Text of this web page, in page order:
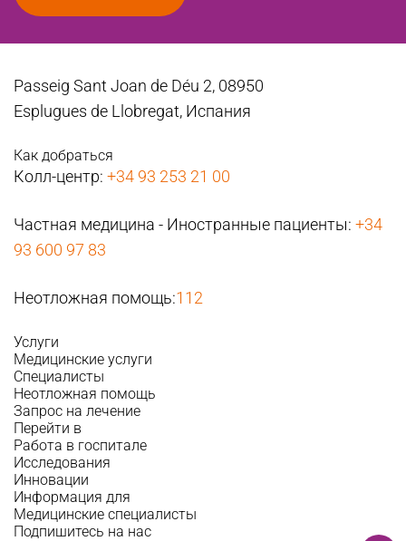
Passeig Sant Joan de Déu 2, 08950
Esplugues de Llobregat, Испания
Как добраться
Колл-центр: +34 93 253 21 00
Частная медицина - Иностранные пациенты: +34
93 600 97 83
Неотложная помощь:112
Услуги
Медицинские услуги
Специалисты
Неотложная помощь
Запрос на лечение
Перейти в
Работа в госпитале
Исследования
Инновации
Информация для
Медицинские специалисты
Подпишитесь на нас